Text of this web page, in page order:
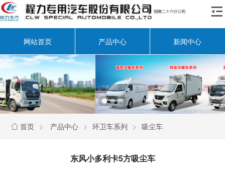

网站首页 产品中心 新闻中心
 首页 > 产品中心 > 环卫车系列 > 吸尘车
东风小多利卡5方吸尘车